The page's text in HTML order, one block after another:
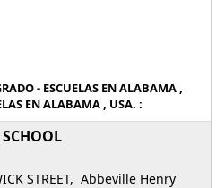
- ESCUELAS EN ALABAMA ,
EN ALABAMA , USA. :
STREET, Abbeville Henry